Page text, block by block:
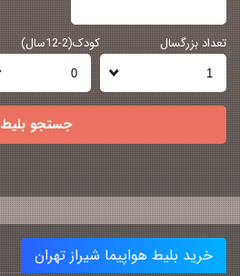
تعداد بزرگسال کودک(2-12سال)
جستجو بلیط
خرید بلیط هواپیما شیراز تهران